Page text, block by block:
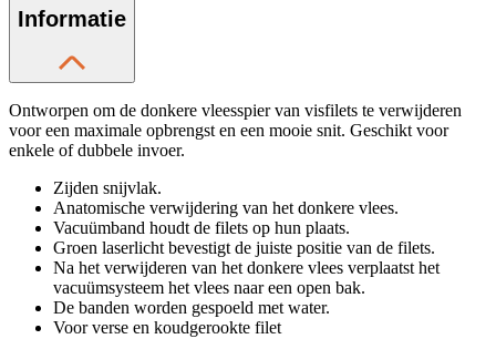
Informatie
Ontworpen om de donkere vleesspier van visfilets te verwijderen
voor een maximale opbrengst en een mooie snit. Geschikt voor
enkele of dubbele invoer.
Zijden snijvlak.
Anatomische verwijdering van het donkere vlees.
Vacuümband houdt de filets op hun plaats.
Groen laserlicht bevestigt de juiste positie van de filets.
Na het verwijderen van het donkere vlees verplaatst het
vacuümsysteem het vlees naar een open bak.
De banden worden gespoeld met water.
Voor verse en koudgerookte filet